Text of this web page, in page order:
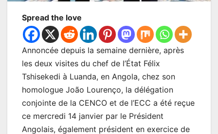
Spread the love
Annoncée depuis la semaine dernière, après
les deux visites du chef de l’État Félix
Tshisekedi à Luanda, en Angola, chez son
homologue João Lourenço, la délégation
conjointe de la CENCO et de l’ECC a été reçue
ce mercredi 14 janvier par le Président
Angolais, également président en exercice de